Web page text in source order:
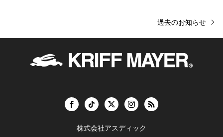
過去のお知らせ
株式会社アスディック